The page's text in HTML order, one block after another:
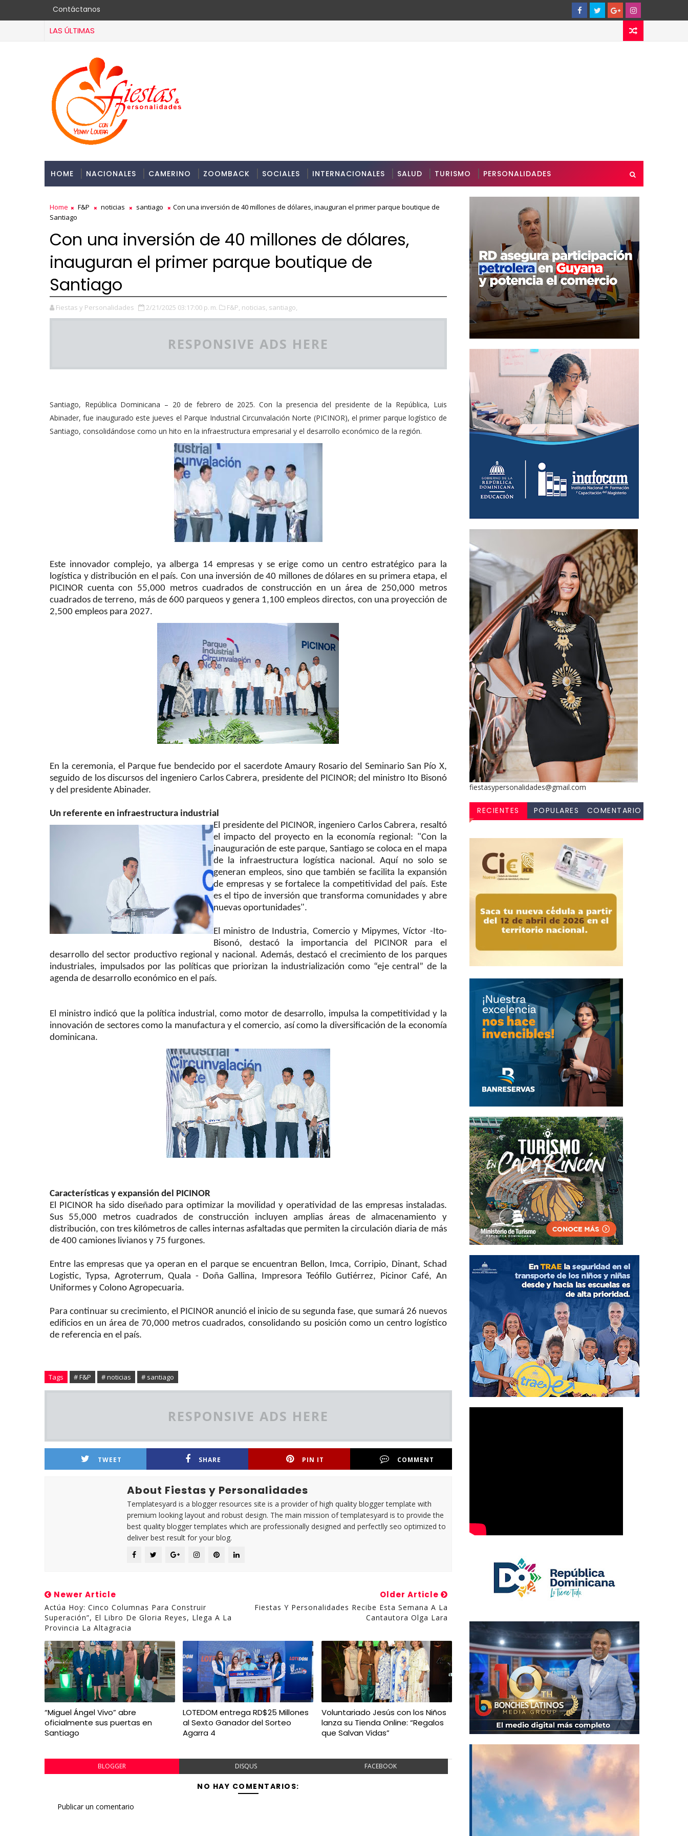
Contáctanos
LAS ÚLTIMAS
HOME NACIONALES CAMERINO ZOOMBACK SOCIALES INTERNACIONALES SALUD TURISMO PERSONALIDADES
Home F&P noticias santiago
Con una inversión de 40 millones de dólares, inauguran el primer parque boutique de
Santiago
Con una inversión de 40 millones de dólares,
inauguran el primer parque boutique de
Santiago
Fiestas y Personalidades 2/21/2025 03:17:00 p. m. F&P, noticias, santiago,
RESPONSIVE ADS HERE
Santiago, República Dominicana – 20 de febrero de 2025. Con la presencia del presidente de la República, Luis
Abinader, fue inaugurado este jueves el Parque Industrial Circunvalación Norte (PICINOR), el primer parque logístico de
Santiago, consolidándose como un hito en la infraestructura empresarial y el desarrollo económico de la región.
Este innovador complejo, ya alberga 14 empresas y se erige como un centro estratégico para la
logística y distribución en el país. Con una inversión de 40 millones de dólares en su primera etapa, el
PICINOR cuenta con 55,000 metros cuadrados de construcción en un área de 250,000 metros
cuadrados de terreno, más de 600 parqueos y genera 1,100 empleos directos, con una proyección de
2,500 empleos para 2027.
En la ceremonia, el Parque fue bendecido por el sacerdote Amaury Rosario del Seminario San Pío X,
seguido de los discursos del ingeniero Carlos Cabrera, presidente del PICINOR; del ministro Ito Bisonó
y del presidente Abinader.
Un referente en infraestructura industrial
El presidente del PICINOR, ingeniero Carlos Cabrera, resaltó
el impacto del proyecto en la economía regional: "Con la
inauguración de este parque, Santiago se coloca en el mapa
de la infraestructura logística nacional. Aquí no solo se
generan empleos, sino que también se facilita la expansión
de empresas y se fortalece la competitividad del país. Este
es el tipo de inversión que transforma comunidades y abre
nuevas oportunidades".
El ministro de Industria, Comercio y Mipymes, Víctor -Ito-
Bisonó, destacó la importancia del PICINOR para el
desarrollo del sector productivo regional y nacional. Además, destacó el crecimiento de los parques
industriales, impulsados por las políticas que priorizan la industrialización como “eje central” de la
agenda de desarrollo económico en el país.
El ministro indicó que la política industrial, como motor de desarrollo, impulsa la competitividad y la
innovación de sectores como la manufactura y el comercio, así como la diversificación de la economía
dominicana.
Características y expansión del PICINOR
El PICINOR ha sido diseñado para optimizar la movilidad y operatividad de las empresas instaladas.
Sus 55,000 metros cuadrados de construcción incluyen amplias áreas de almacenamiento y
distribución, con tres kilómetros de calles internas asfaltadas que permiten la circulación diaria de más
de 400 camiones livianos y 75 furgones.
Entre las empresas que ya operan en el parque se encuentran Bellon, Imca, Corripio, Dinant, Schad
Logistic, Typsa, Agroterrum, Quala - Doña Gallina, Impresora Teófilo Gutiérrez, Picinor Café, An
Uniformes y Colono Agropecuaria.
Para continuar su crecimiento, el PICINOR anunció el inicio de su segunda fase, que sumará 26 nuevos
edificios en un área de 70,000 metros cuadrados, consolidando su posición como un centro logístico
de referencia en el país.
Tags # F&P # noticias # santiago
RESPONSIVE ADS HERE
TWEET SHARE PIN IT COMMENT
About Fiestas y Personalidades
Templatesyard is a blogger resources site is a provider of high quality blogger template with
premium looking layout and robust design. The main mission of templatesyard is to provide the
best quality blogger templates which are professionally designed and perfectlly seo optimized to
deliver best result for your blog.
Newer Article
Actúa Hoy: Cinco Columnas Para Construir
Superación”, El Libro De Gloria Reyes, Llega A La
Provincia La Altagracia
Older Article
Fiestas Y Personalidades Recibe Esta Semana A La
Cantautora Olga Lara
“Miguel Ángel Vivo” abre
oficialmente sus puertas en
Santiago
LOTEDOM entrega RD$25 Millones
al Sexto Ganador del Sorteo
Agarra 4
Voluntariado Jesús con los Niños
lanza su Tienda Online: “Regalos
que Salvan Vidas”
BLOGGER DISQUS FACEBOOK
NO HAY COMENTARIOS:
Publicar un comentario
fiestasypersonalidades@gmail.com
RECIENTES POPULARES
COMENTARIO